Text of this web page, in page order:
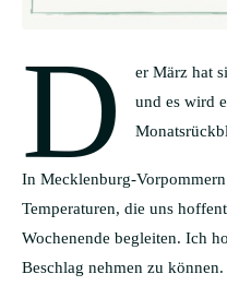
D
er März hat
und es wird
In Mecklenburg-
Temperaturen, die uns
Wochenende begleiten. Ich
Beschlag nehmen zu